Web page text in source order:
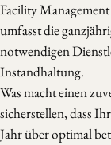
Facility
umfasst die
notwendigen
Instandhaltung.
Was macht einen
sicherstellen, dass
Jahr über optimal